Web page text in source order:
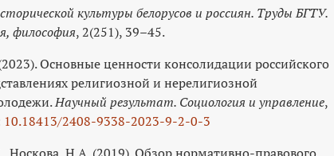
культуры белорусов и россиян. Труды БГТУ.
философия, 2(251), 39–45.
Основные ценности консолидации российского
религиозной и нерелигиозной
Научный результат. Социология и управление,
10.18413/2408-9338-2023-9-2-0-3
Н.А. (2019). Обзор нормативно-правового